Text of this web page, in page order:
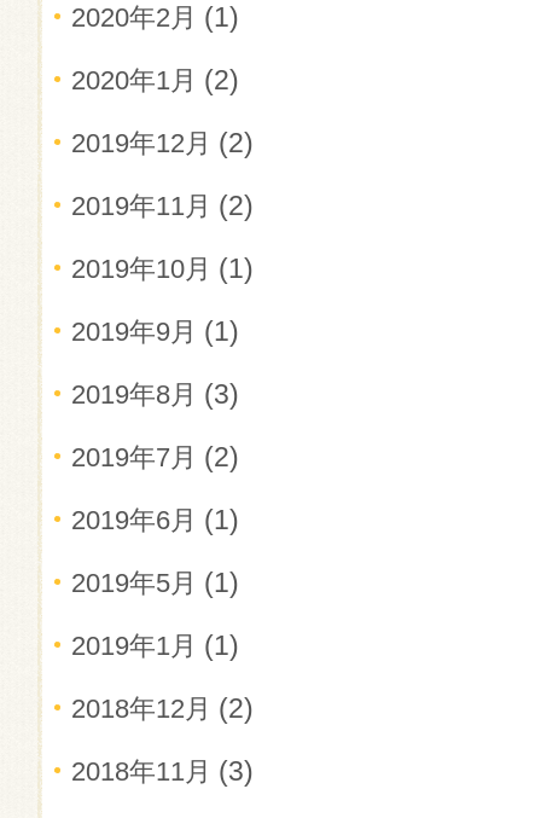
2020年2月 (1)
2020年1月 (2)
2019年12月 (2)
2019年11月 (2)
2019年10月 (1)
2019年9月 (1)
2019年8月 (3)
2019年7月 (2)
2019年6月 (1)
2019年5月 (1)
2019年1月 (1)
2018年12月 (2)
2018年11月 (3)